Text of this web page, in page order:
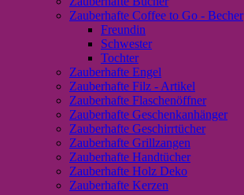
Zauberhafte Coffee to Go - Becher
Freundin
Schwester
Tochter
Zauberhafte Engel
Zauberhafte Filz - Artikel
Zauberhafte Flaschenöffner
Zauberhafte Geschenkanhänger
Zauberhafte Geschirrtücher
Zauberhafte Grillzangen
Zauberhafte Handtücher
Zauberhafte Holz Deko
Zauberhafte Kerzen